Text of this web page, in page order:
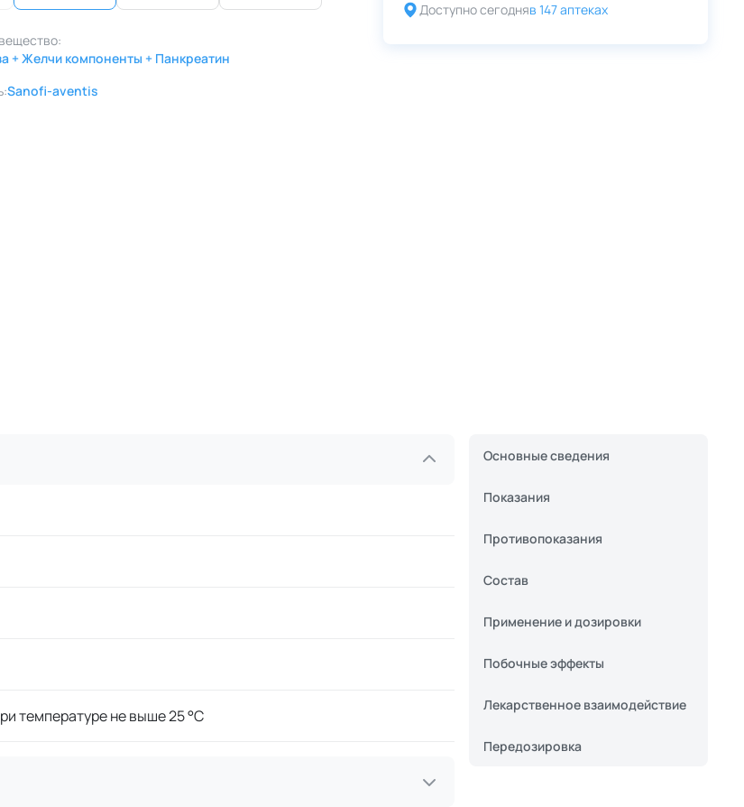
+ Желчи компоненты + Панкреатин
Sanofi-aventis
Доступно сегодняв 147 аптеках
температуре не выше 25 °C
Основные сведения
Показания
Противопоказания
Состав
Применение и дозировки
Побочные эффекты
Лекарственное взаимодействие
Передозировка